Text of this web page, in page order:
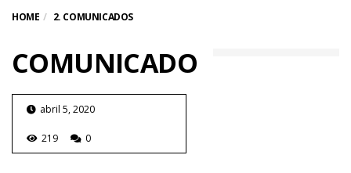
HOME 2. COMUNICADOS
COMUNICADO
abril 5, 2020
219 0